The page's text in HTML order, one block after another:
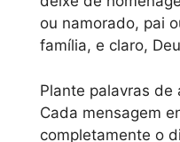
ou namorado, pai
família, e claro,
Plante palavras de
Cada mensagem
completamente o